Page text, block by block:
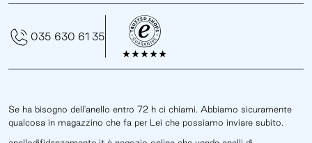
Se ha bisogno dell'anello entro 72 h ci chiami. Abbiamo sicuramente
qualcosa in magazzino che fa per Lei che possiamo inviare subito.
035 630 61 35